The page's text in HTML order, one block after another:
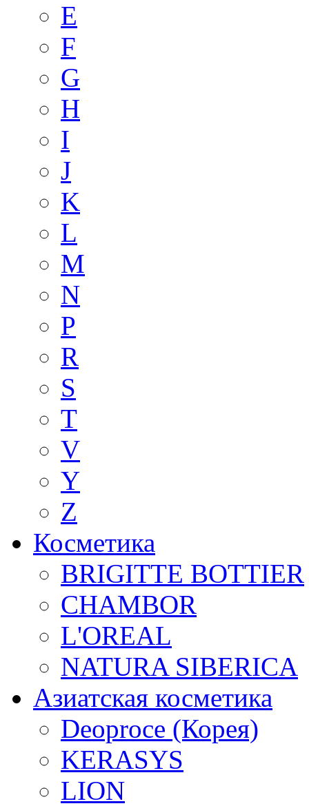
E
F
G
H
I
J
K
L
M
N
P
R
S
T
V
Y
Z
Косметика
BRIGITTE BOTTIER
CHAMBOR
L'OREAL
NATURA SIBERICA
Азиатская косметика
Deoproce (Корея)
KERASYS
LION